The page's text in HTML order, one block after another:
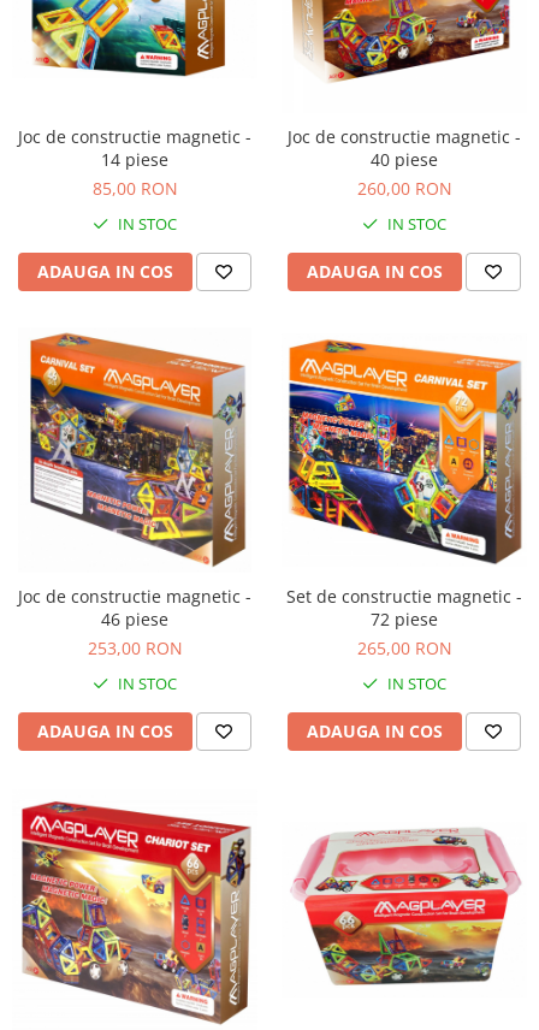
Joc de constructie magnetic -
14 piese
85,00 RON
IN STOC
ADAUGA IN COS
Joc de constructie magnetic -
40 piese
260,00 RON
IN STOC
ADAUGA IN COS
Joc de constructie magnetic -
46 piese
253,00 RON
IN STOC
ADAUGA IN COS
Set de constructie magnetic -
72 piese
265,00 RON
IN STOC
ADAUGA IN COS